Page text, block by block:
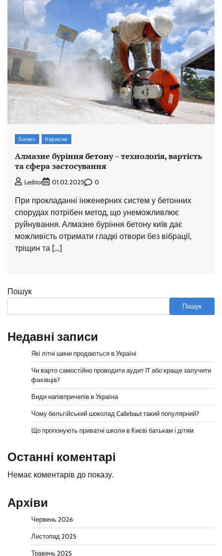
Бізнес Корисне
Алмазне буріння бетону – технологія, вартість
та сфера застосування
Leditor 01.02.2025 0
При прокладанні інженерних систем у бетонних
спорудах потрібен метод, що унеможливлює
руйнування. Алмазне буріння бетону київ дає
можливість отримати гладкі отвори без вібрації,
тріщин та […]
Пошук
Пошук
Недавні записи
Які літні шини продаються в Україні
Чи варто самостійно проводити аудит IT або краще залучити
фахівців?
Види напівпричепів в Україна
Чому бельгійський шоколад Callebaut такий популярний?
Що пропонують приватні школи в Києві батькам і дітям
Останні коментарі
Немає коментарів до показу.
Архіви
Червень 2026
Листопад 2025
Травень 2025